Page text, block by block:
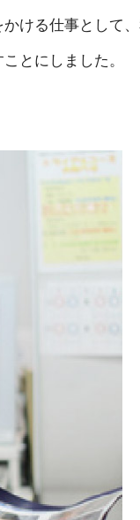
ける仕事として
とにしました。